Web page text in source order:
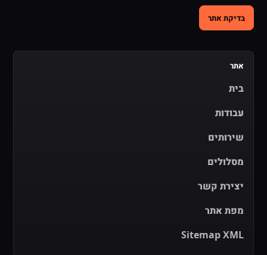
בדיקת אתר
אתר
בית
עבודות
שירותים
מסלולים
יצירת קשר
מפת אתר
Sitemap XML